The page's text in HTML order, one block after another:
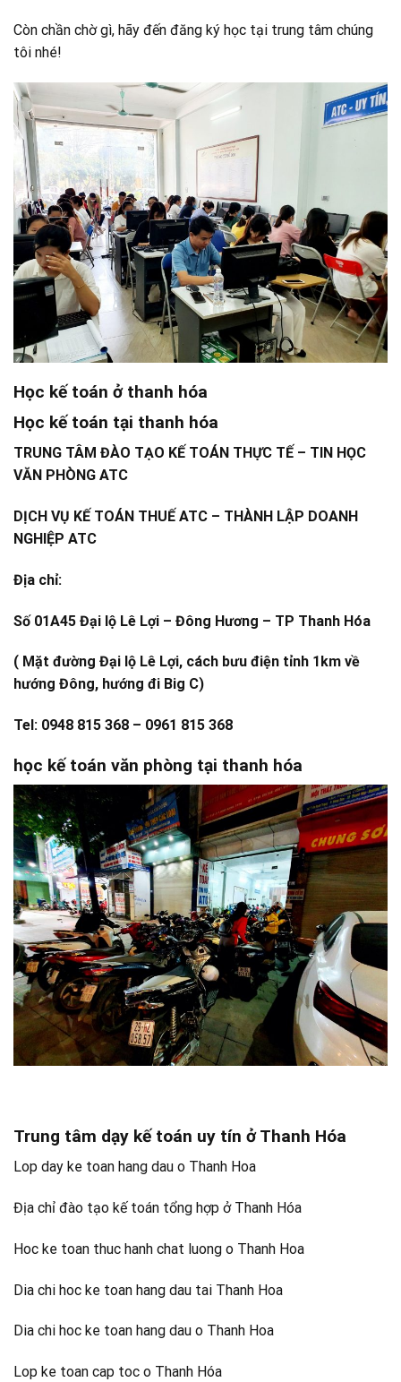
Còn chần chờ gì, hãy đến đăng ký học tại trung tâm chúng
tôi nhé!
Học kế toán ở thanh hóa
Học kế toán tại thanh hóa
TRUNG TÂM ĐÀO TẠO KẾ TOÁN THỰC TẾ – TIN HỌC
VĂN PHÒNG ATC
DỊCH VỤ KẾ TOÁN THUẾ ATC – THÀNH LẬP DOANH
NGHIỆP ATC
Địa chỉ:
Số 01A45 Đại lộ Lê Lợi – Đông Hương – TP Thanh Hóa
( Mặt đường Đại lộ Lê Lợi, cách bưu điện tỉnh 1km về
hướng Đông, hướng đi Big C)
Tel: 0948 815 368 – 0961 815 368
học kế toán văn phòng tại thanh hóa
Trung tâm dạy kế toán uy tín ở Thanh Hóa
Lop day ke toan hang dau o Thanh Hoa
Địa chỉ đào tạo kế toán tổng hợp ở Thanh Hóa
Hoc ke toan thuc hanh chat luong o Thanh Hoa
Dia chi hoc ke toan hang dau tai Thanh Hoa
Dia chi hoc ke toan hang dau o Thanh Hoa
Lop ke toan cap toc o Thanh Hóa